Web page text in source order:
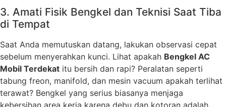
3. Amati Fisik Bengkel dan Teknisi Saat Tiba
di Tempat
Saat Anda memutuskan datang, lakukan observasi cepat
sebelum menyerahkan kunci. Lihat apakah Bengkel AC
Mobil Terdekat itu bersih dan rapi? Peralatan seperti
tabung freon, manifold, dan mesin vacuum apakah terlihat
terawat? Bengkel yang serius biasanya menjaga
kebersihan area kerja karena debu dan kotoran adalah